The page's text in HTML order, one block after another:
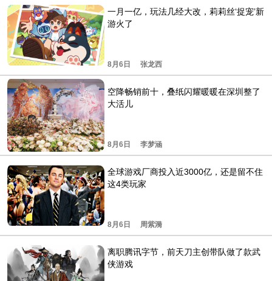
一月一亿，玩法几经大改，莉莉丝‘捉宠’新
游火了
8月6日 张龙西
空降畅销前十，叠纸闪耀暖暖在深圳整了
大活儿
8月6日 李梦涵
全球游戏厂商投入近3000亿，还是留不住
这4类玩家
8月6日 周紫漪
离职腾讯字节，前天刀主创带队做了款武
侠游戏